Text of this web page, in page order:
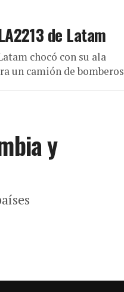
de Latam
chocó con su ala
un camión de bomberos
y